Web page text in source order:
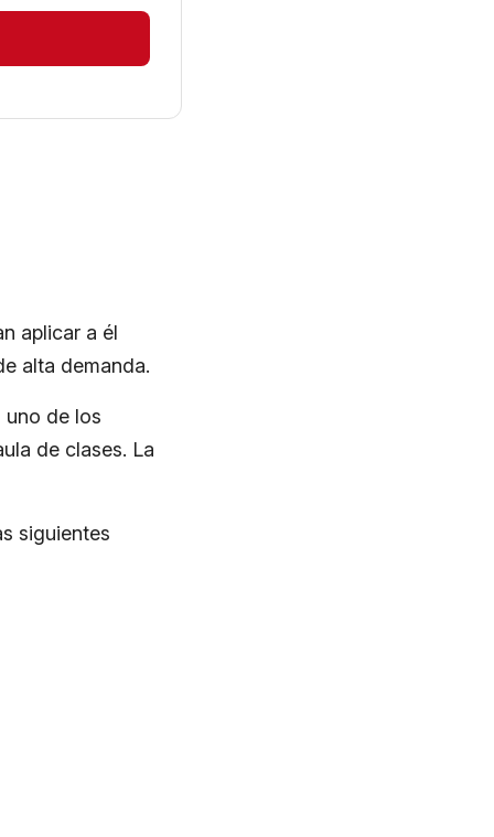
aplicar a él
alta demanda.
uno de los
de clases. La
siguientes